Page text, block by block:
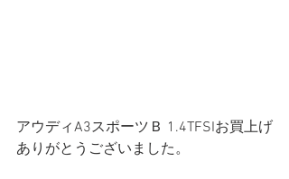
アウディA3スポーツＢ 1.4TFSIお買上げ
ありがとうございました。